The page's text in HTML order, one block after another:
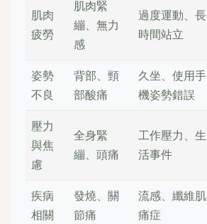
肌肉
疲勞
肌肉緊
繃、無力
感
過度運動、長
時間站立
姿勢
不良
背部、頸
部酸痛
久坐、使用手
機姿勢錯誤
壓力
與焦
慮
全身緊
繃、頭痛
工作壓力、生
活事件
疾病
相關
發燒、關
節痛
流感、纖維肌
痛症